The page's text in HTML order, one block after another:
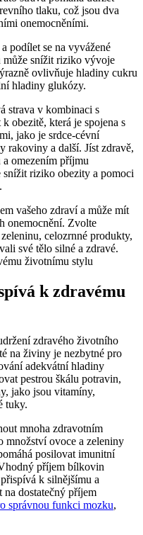
tlaku, což jsou dva
onemocněními.
podílet se na vyvážené
může snížit riziko vývoje
ovlivňuje hladiny cukru
hladiny glukózy.
strava v kombinaci s
obezitě, která je spojena s
jako je srdce-cévní
rakoviny a další. Jíst zdravě,
a omezením příjmu
riziko obezity a pomoci
vašeho zdraví a může mít
onemocnění. Zvolte
celozrnné produkty,
své tělo silné a zdravé.
k zdravému
zdravého životního
na živiny je nezbytné pro
adekvátní hladiny
pestrou škálu potravin,
jako jsou vitamíny,
tuky.
mnoha zdravotním
množství ovoce a zeleniny
posilovat imunitní
příjem bílkovin
k silnějšímu a
na dostatečný příjem
správnou funkci mozku,